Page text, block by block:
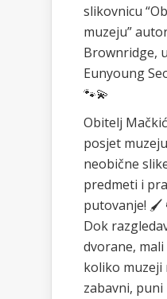
slikovnicu
muzeju”
Brownridge,
Eunyoung
🐾💫
Obitelj
posjet
neobične
predmeti i
putovanje!
Dok
dvorane,
koliko muzeji
zabavni, puni